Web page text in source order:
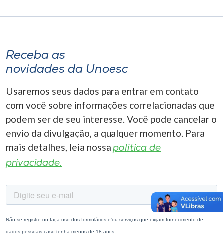
Receba as
novidades da Unoesc
Usaremos seus dados para entrar em contato
com você sobre informações correlacionadas que
podem ser de seu interesse. Você pode cancelar o
envio da divulgação, a qualquer momento. Para
mais detalhes, leia nossa política de
privacidade.